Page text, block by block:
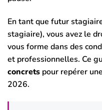
En tant que futur
stagiaire), vous avez le
vous forme dans des
et professionnelles. Ce
concrets pour repérer
2026.